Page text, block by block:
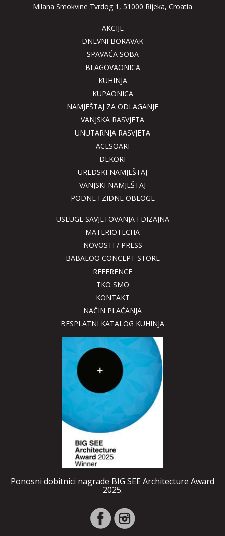
Milana Smokvine Tvrdog 1, 51000 Rijeka, Croatia
AKCIJE
DNEVNI BORAVAK
SPAVAĆA SOBA
BLAGOVAONICA
KUHINJA
KUPAONICA
NAMJEŠTAJ ZA ODLAGANJE
VANJSKA RASVJETA
UNUTARNJA RASVJETA
ACESOARI
DEKORI
UREDSKI NAMJEŠTAJ
VANJSKI NAMJEŠTAJ
PODNE I ZIDNE OBLOGE
USLUGE SAVJETOVANJA I DIZAJNA
MATERIOTECHA
NOVOSTI / PRESS
BABALOO CONCEPT STORE
REFERENCE
TKO SMO
KONTAKT
NAČIN PLAĆANJA
BESPLATNI KATALOG KUHINJA
Ponosni dobitnici nagrade BIG SEE Architecture Award
2025.